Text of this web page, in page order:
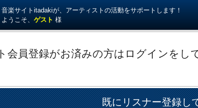
音楽サイトitadakiが、アーティストの活動をサポートします！
ようこそ、ゲスト 様
会員登録がお済みの方はログインをし
既にリスナー登録し